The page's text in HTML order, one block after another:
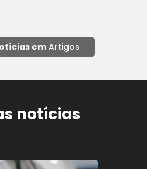
em Artigos
notícias